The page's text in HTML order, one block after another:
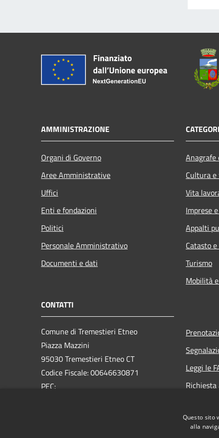
AMMINISTRAZIONE
Organi di Governo
Aree Amministrative
Uffici
Enti e fondazioni
Politici
Personale Amministrativo
Documenti e dati
Cultura
Vita
Imprese
Appalti
Catasto
Turismo
Mobilità
CONTATTI
Comune di Tremestieri Etneo
Piazza Mazzini
95030 Tremestieri Etneo CT
Codice Fiscale: 00646630871
PEC:
Leggi le
Questo sito
alla